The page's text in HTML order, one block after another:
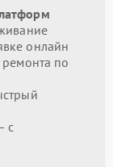
онлайн
ремонта по
с